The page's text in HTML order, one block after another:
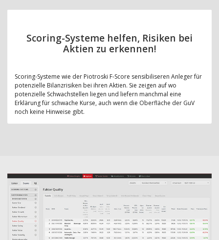
Scoring-Systeme helfen, Risiken bei
Aktien zu erkennen!
Scoring-Systeme wie der Piotroski F-Score sensibiliseren Anleger für
potenzielle Bilanzrisiken bei ihren Aktien. Sie zeigen auf wo
potenzielle Schwachstellen liegen und liefern manchmal eine
Erklärung für schwache Kurse, auch wenn die Oberfläche der GuV
noch keine Hinweise gibt.